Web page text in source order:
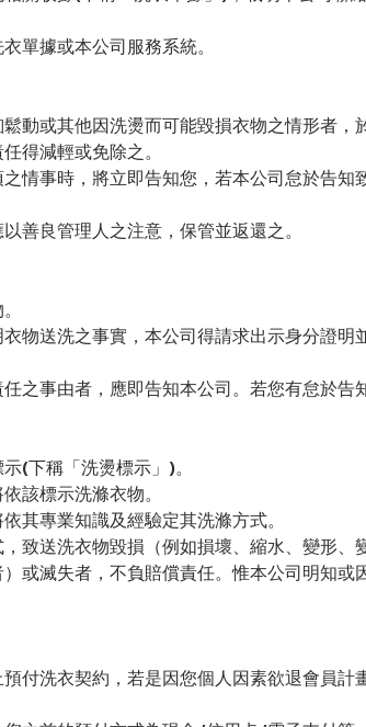
單據或本公司服務系統。
動或其他因洗燙而可能毀損衣物之情形者，
得減輕或免除之。
情事時，將立即告知您，若本公司怠於告知
善良管理人之注意，保管並返還之。
物送洗之事實，本公司得請求出示身分證明
之事由者，應即告知本公司。若您有怠於告
(下稱「洗燙標示」)。
該標示洗滌衣物。
其專業知識及經驗定其洗滌方式。
致送洗衣物毀損（例如損壞、縮水、變形、
或滅失者，不負賠償責任。惟本公司明知或
付洗衣契約，若是因您個人因素欲退會員計